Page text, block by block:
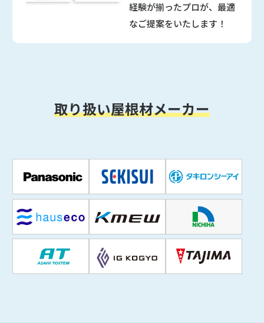
経験が揃ったプロが、最適
なご提案をいたします！
取り扱い屋根材メーカー